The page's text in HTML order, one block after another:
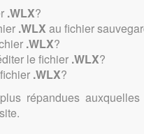
.WLX?
.WLX au fichier
.WLX?
le fichier .WLX?
.WLX?
répandues